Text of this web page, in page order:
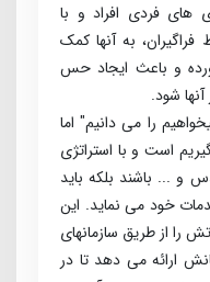
­های فردی افراد و با
فراگیران، به آنها کمک
و باعث ایجاد حس
شود.
را می­ دانیم" اما
است و با استراتژی
و ... باشند بلکه باید
خود می­ نماید. این
را از طریق سازمان­های
ارائه می­ دهد تا در